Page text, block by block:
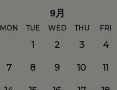
9月
MON TUE WED THU FRI
1 2 3 4
7 8 9 10 11